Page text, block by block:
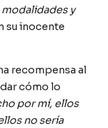
y
su inocente
recompensa al
cómo lo
por mí, ellos
no sería